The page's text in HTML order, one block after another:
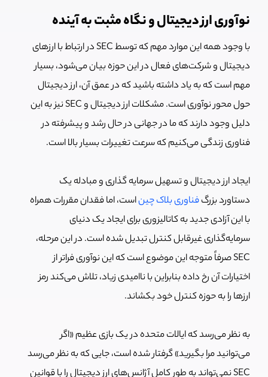
نوآوری ارز دیجیتال و نگاه مثبت به آینده
با وجود همه این موارد مهم که توسط SEC در ارتباط با ارزهای
دیجیتال و شرکت‌های فعال در این حوزه بیان می‌شود، بسیار
مهم است که به یاد داشته باشید که در عمق آن، ارز دیجیتال
حول محور نوآوری است. مشکلات ارز دیجیتال و SEC نیز به این
دلیل وجود دارند که ما در جهانی در حال رشد و پیشرفته در
فناوری زندگی می‌کنیم که سرعت تغییرات بسیار بالا است.
ایجاد ارز دیجیتال و تسهیل سرمایه گذاری و مبادله یک
دستاورد بزرگفناوری بلاک چیناست، اما فقدان مقررات همراه
با این آزادی جدید به کاتالیزوری برای ایجاد یک دنیای
سرمایه‌گذاری غیرقابل کنترل تبدیل شده است. در این مرحله،
SEC صرفاً متوجه این موضوع است که این نوآوری فراتر از
اختیارات آن رخ داده بنابراین با ناامیدی زیاد، تلاش می‌کند رمز
ارزها را به حوزه کنترل خود بکشاند.
به نظر می‌رسد که ایالات متحده در یک بازی عظیم «اگر
می‌توانید مرا بگیرید» گرفتار شده است، جایی که به نظر می‌رسد
SEC نمی‌تواند به طور کامل آژانس‌های ارز دیجیتال را با قوانین